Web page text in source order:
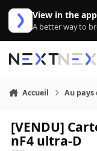
Aller au contenu
View in the app
A better way to
Accueil Au pays
[VENDU]
nF4 ultra-D